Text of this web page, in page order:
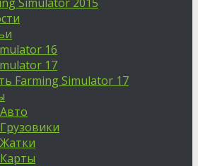
16
17
Farming Simulator 17
Авто
Грузовики
Жатки
Карты